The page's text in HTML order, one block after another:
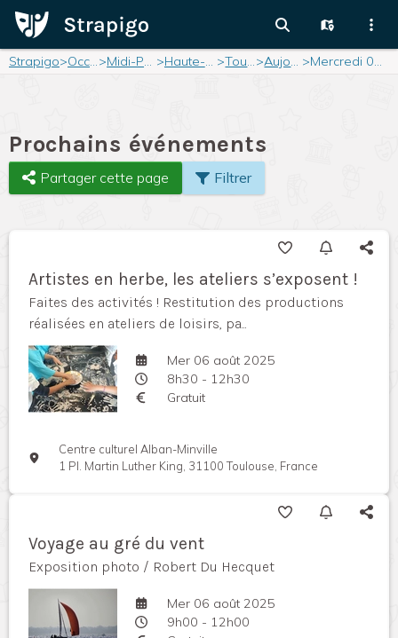
Strapigo> Occitanie> Midi-Pyrénées > Haute-Garonne > Toulouse> Aujourd'hui > Mercredi 06 août 2025
Prochains événements
Partager cette page Filtrer
Artistes en herbe, les ateliers s’exposent !
Faites des activités ! Restitution des productions
réalisées en ateliers de loisirs, pa...
Mer 06 août 2025
8h30 - 12h30
Gratuit
Centre culturel Alban-Minville
1 Pl. Martin Luther King, 31100 Toulouse, France
Voyage au gré du vent
Exposition photo / Robert Du Hecquet
Mer 06 août 2025
9h00 - 12h00